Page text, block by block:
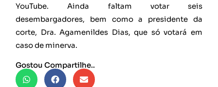
YouTube. Ainda faltam votar seis
desembargadores, bem como a presidente da
corte, Dra. Agamenildes Dias, que só votará em
caso de minerva.
Gostou Compartilhe..